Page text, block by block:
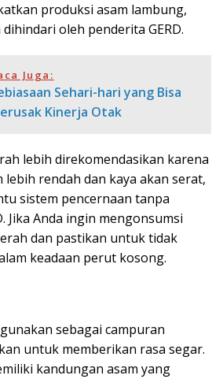
produksi asam lambung,
oleh penderita GERD.
Juga:
Sehari-hari yang Bisa
Kinerja Otak
lebih direkomendasikan karena
lebih rendah dan kaya akan serat,
sistem pencernaan tanpa
Jika Anda ingin mengonsumsi
dan pastikan untuk tidak
keadaan perut kosong.
sebagai campuran
untuk memberikan rasa segar.
kandungan asam yang